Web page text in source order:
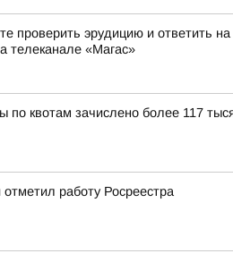
проверить эрудицию и ответить
телеканале «Магас»
по квотам зачислено более 117
работу Росреестра